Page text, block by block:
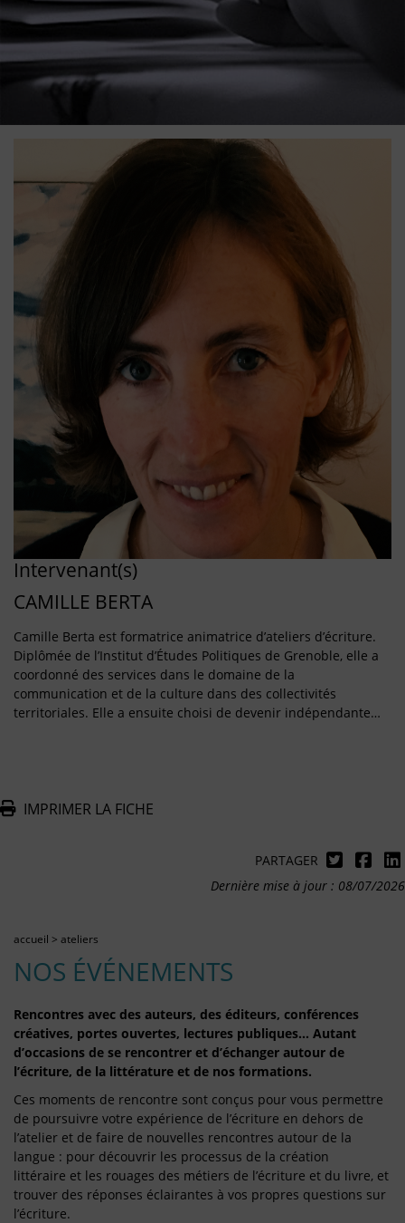
Intervenant(s)
CAMILLE BERTA
Camille Berta est formatrice animatrice d’ateliers d’écriture.
Diplômée de l’Institut d’Études Politiques de Grenoble, elle a
coordonné des services dans le domaine de la
communication et de la culture dans des collectivités
territoriales. Elle a ensuite choisi de devenir indépendante…
IMPRIMER LA FICHE
PARTAGER
Dernière mise à jour : 08/07/2026
accueil > ateliers
NOS ÉVÉNEMENTS
Rencontres avec des auteurs, des éditeurs, conférences
créatives, portes ouvertes, lectures publiques… Autant
d’occasions de se rencontrer et d’échanger autour de
l’écriture, de la littérature et de nos formations.
Ces moments de rencontre sont conçus pour vous permettre
de poursuivre votre expérience de l’écriture en dehors de
l’atelier et de faire de nouvelles rencontres autour de la
langue : pour découvrir les processus de la création
littéraire et les rouages des métiers de l’écriture et du livre, et
trouver des réponses éclairantes à vos propres questions sur
l’écriture.